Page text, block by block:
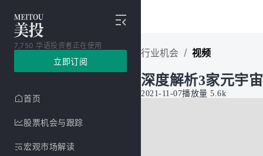
7,750 华语投资者正在使用
立即订阅
首页
股票机会与跟踪
宏观市场解读
行业机会 / 视频
深度解析3家元宇
2021-11-07播放量 5.6k